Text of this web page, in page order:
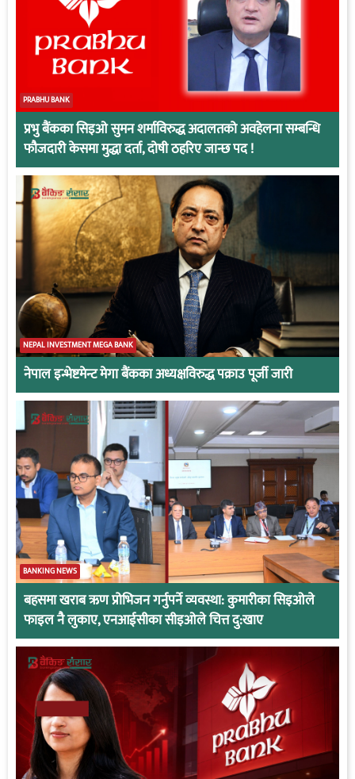
PRABHU BANK
प्रभु बैंकका सिइओ सुमन शर्माविरुद्ध अदालतको अवहेलना सम्बन्धि
फौजदारी केसमा मुद्धा दर्ता, दोषी ठहरिए जान्छ पद !
NEPAL INVESTMENT MEGA BANK
नेपाल इन्भेष्टमेन्ट मेगा बैंकका अध्यक्षविरुद्ध पक्राउ पूर्जी जारी
BANKING NEWS
बहसमा खराब ऋण प्रोभिजन गर्नुपर्ने व्यवस्था: कुमारीका सिइओले
फाइल नै लुकाए, एनआईसीका सीइओले चित्त दु:खाए